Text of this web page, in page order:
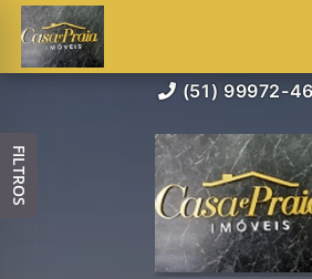
(51) 99972-
FILTROS